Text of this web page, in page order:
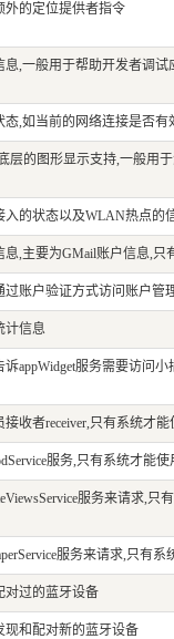
外的定位提供者指令
息,一般用于帮助开发者调试
态,如当前的网络连接是否有
层的图形显示支持,一般用
入的状态以及WLAN热点的
息,主要为GMail账户信息,只
过账户验证方式访问账户管
计信息
诉appWidget服务需要访问
收者receiver,只有系统才能
服务,只有系统才能使
服务来请求,只
服务来请求,只有系
对过的蓝牙设备
现和配对新的蓝牙设备